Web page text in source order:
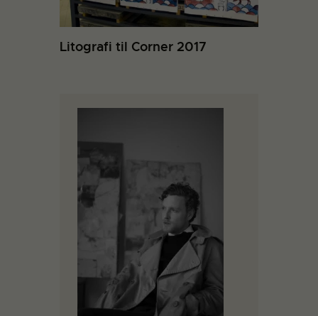
Litografi til Corner 2017